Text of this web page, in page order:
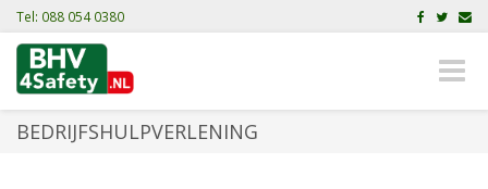
Tel: 088 054 0380
Toggle
BEDRIJFSHULPVERLENING